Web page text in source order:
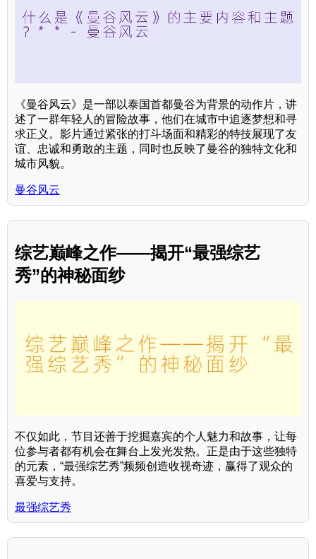
《曼谷风云》是一部以泰国首都曼谷为背景的动作片，讲
述了一群年轻人的冒险故事，他们在城市中追逐梦想和寻
求正义。影片通过紧张的打斗场面和精彩的特技展现了友
谊、忠诚和勇敢的主题，同时也反映了曼谷的独特文化和
城市风貌。
曼谷风云
综艺巅峰之作——揭开“最强综艺
秀”的神秘面纱
不仅如此，节目还善于挖掘嘉宾的个人魅力和故事，让每
位参与者都有机会在舞台上发光发热。正是由于这些独特
的元素，“最强综艺秀”频频创造收视奇迹，赢得了观众的
喜爱与支持。
最强综艺秀